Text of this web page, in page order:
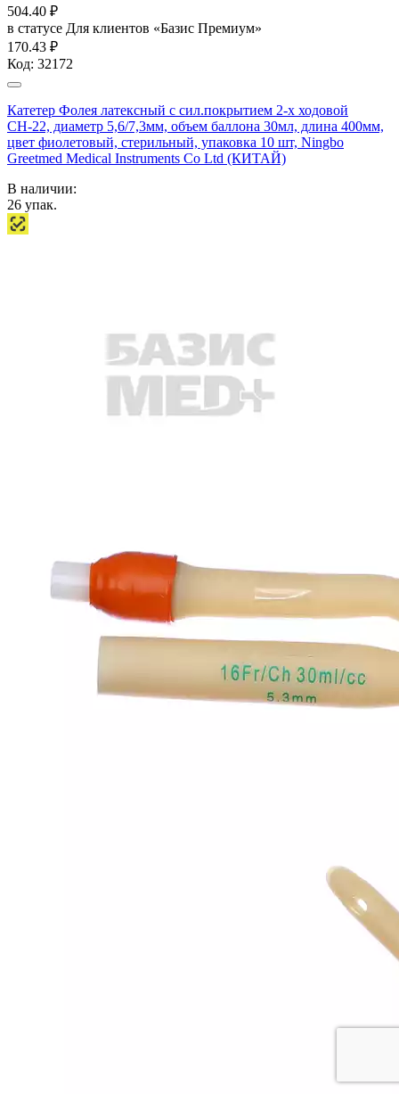
504.40 ₽
в статусе Для клиентов «Базис Премиум»
170.43 ₽
Код: 32172
Катетер Фолея латексный с сил.покрытием 2-х ходовой
СН-22, диаметр 5,6/7,3мм, объем баллона 30мл, длина 400мм,
цвет фиолетовый, стерильный, упаковка 10 шт, Ningbo
Greetmed Medical Instruments Co Ltd (КИТАЙ)
В наличии:
26 упак.